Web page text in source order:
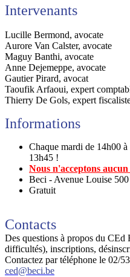
Intervenants
Lucille Bermond, avocate
Aurore Van Calster, avocate
Maguy Banthi, avocate
Anne Dejemeppe, avocate
Gautier Pirard, avocat
Taoufik Arfaoui, expert
Thierry De Gols, expert
Informations
Chaque mardi de 14h00
13h45 !
Nous n'acceptons
Beci - Avenue Louise
Gratuit
Contacts
Des questions à propos du CEd
difficultés), inscriptions,
Contactez par téléphone le 02/
ced@beci.be